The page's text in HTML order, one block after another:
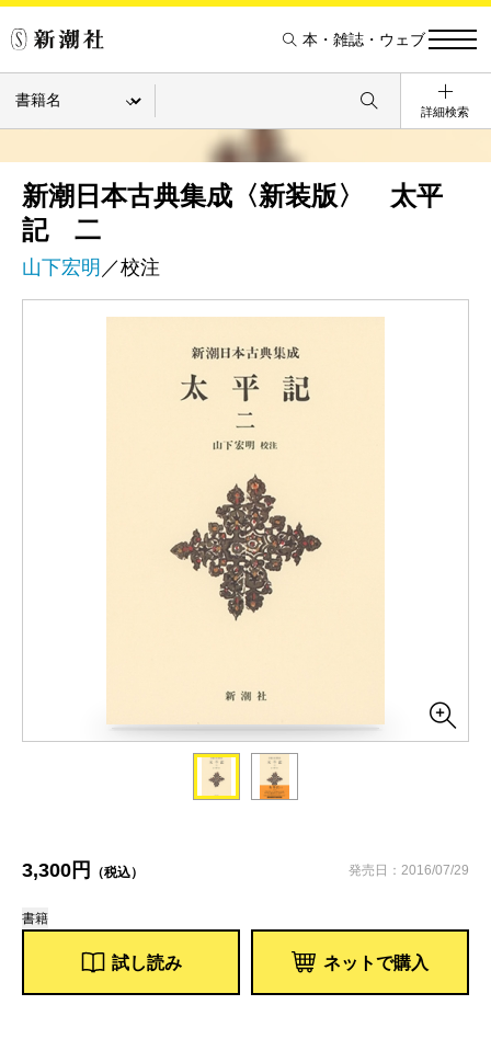
本・雑誌・ウェブ
詳細検索
新潮日本古典集成〈新装版〉 太平
記 二
山下宏明 ／校注
3,300円 （税込） 発売日：2016/07/29
書籍
試し読み ネットで購入